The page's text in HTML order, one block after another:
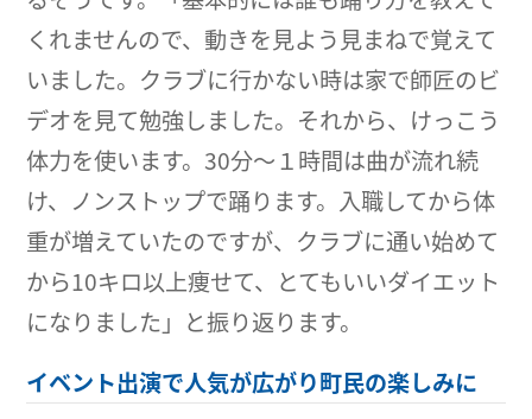
くれませんので、動きを見よう見まねで覚えて
いました。クラブに行かない時は家で師匠のビ
デオを見て勉強しました。それから、けっこう
体力を使います。30分～１時間は曲が流れ続
け、ノンストップで踊ります。入職してから体
重が増えていたのですが、クラブに通い始めて
から10キロ以上痩せて、とてもいいダイエット
になりました」と振り返ります。
イベント出演で人気が広がり町民の楽しみに